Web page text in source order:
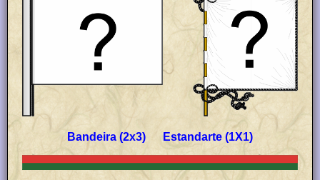
Bandeira (2x3) Estandarte (1X1)